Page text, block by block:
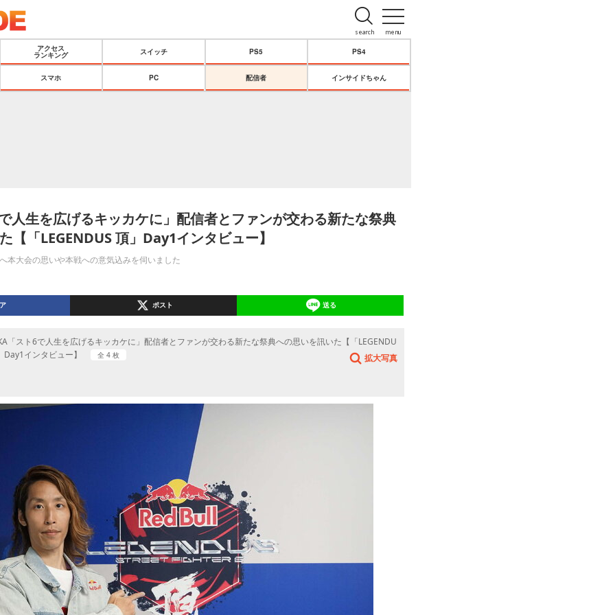
menu
search
アクセス
ランキング
スイッチ PS5 PS4
スマホ PC 配信者 インサイドちゃん
人生を広げるキッカケに」配信者とファンが交わる新たな祭典
【「LEGENDUS 頂」Day1インタビュー】
本大会の思いや本戦への意気込みを伺いました
ポスト 送る
「スト6で人生を広げるキッカケに」配信者とファンが交わる新たな祭典への思いを訊いた【「LEGENDU
Day1インタビュー】
全 4 枚 拡大写真